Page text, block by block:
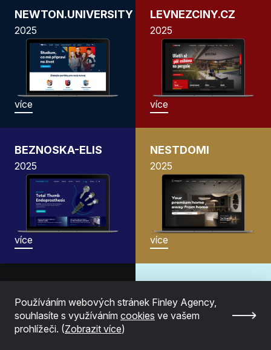
NEWTON.UNIVERSITY
2025
více
LEVNEZCINY.CZ
2025
více
BEZNOSKA-ELIS
2025
více
NESTDOMI
2025
více
Aplikace
2024
Callsheduling
2024
Používáním webových stránek Finley Agency,
souhlasíte s využíváním cookies ve vašem
prohlížeči. (Zobrazit více)